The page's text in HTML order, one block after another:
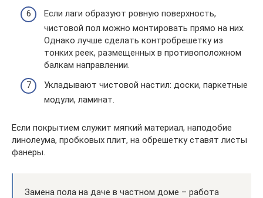
Если лаги образуют ровную поверхность,
чистовой пол можно монтировать прямо на них.
Однако лучше сделать контробрешетку из
тонких реек, размещенных в противоположном
балкам направлении.
Укладывают чистовой настил: доски, паркетные
модули, ламинат.
Если покрытием служит мягкий материал, наподобие
линолеума, пробковых плит, на обрешетку ставят листы
фанеры.
Замена пола на даче в частном доме – работа